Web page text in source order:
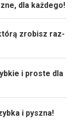
dla każdego!
zrobisz raz-
i proste dla
i pyszna!